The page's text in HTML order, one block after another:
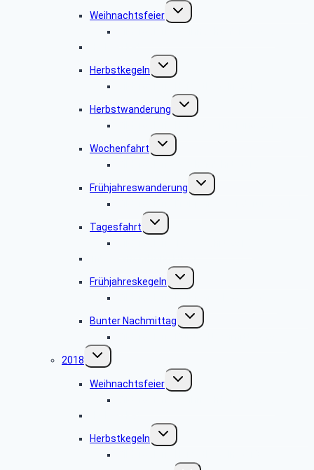
Weihnachtsfeier
Untermenü
umschalten
Herbstkegeln
Untermenü
umschalten
Herbstwanderung
Untermenü
umschalten
Wochenfahrt
Untermenü
umschalten
Frühjahreswanderung
Untermenü
umschalten
Tagesfahrt
Untermenü
umschalten
Frühjahreskegeln
Untermenü
umschalten
Bunter Nachmittag
Untermenü
umschalten
2018
Untermenü
umschalten
Weihnachtsfeier
Untermenü
umschalten
Herbstkegeln
Untermenü
umschalten